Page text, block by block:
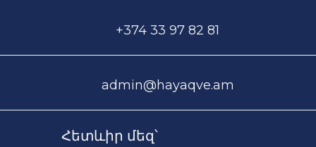
+374 33 97 82 81
admin@hayaqve.am
Հետևիր մեզ՝